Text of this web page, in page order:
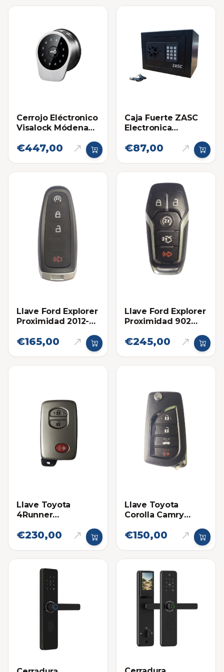
Cerrojo Eléctronico
Visalock Módena
€447,00
Caja Fuerte ZASC
Electronica
€87,00
Llave Ford Explorer
Proximidad 2012-
original
€165,00
Llave Ford Explorer
Proximidad 902
Original 2016-2019
€245,00
Llave Toyota
4Runner
Eléctronica original
€230,00
Llave Toyota
Corolla Camry
2019 - 2024
€150,00